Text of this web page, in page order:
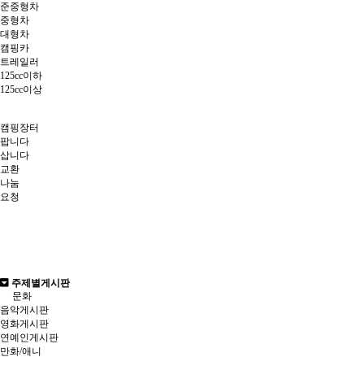
준중형차
중형차
대형차
캠핑카
트레일러
125cc이하
125cc이상
캠핑장터
팝니다
삽니다
교환
나눔
요청
주제별게시판
문화
음악게시판
영화게시판
연예인게시판
만화/애니